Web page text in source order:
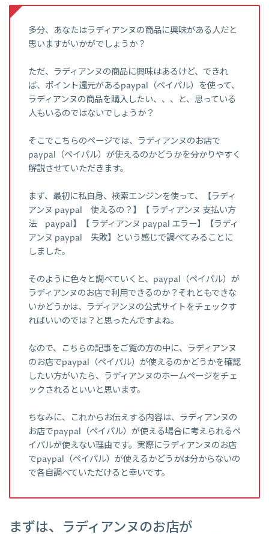
多分、あなたはラディアンヌの商品に興味がある人だと
思いますがいかがでしょうか？
ただ、ラディアンヌの商品に興味はあるけど、できれ
ば、ポイント還元があるpaypal（ペイパル）を使って、
ラディアンヌの商品を購入したい、、、と、思っている
人もいるのではないでしょうか？
そこでこちらのページでは、ラディアンヌのお店で
paypal（ペイパル）が使えるのかどうかを分かりやすく
解説させていただきます。
まず、最初に私自身、検索エンジンを使って、【ラディ
アンヌ paypal 使えるの？】【 ラディアンヌ 支払い方
法 paypal】【 ラディアンヌ paypal エラー】【ラディ
アンヌ paypal 失敗】という感じで調べてみることに
しました。
そのように色々と調べていくと、paypal（ペイパル）が
ラディアンヌのお店で利用できるのか？それともできな
いかどうかは、ラディアンヌの公式サイトをチェックす
ればいいのでは？と思ったんですよね。
なので、こちらの記事をご覧の方の中に、ラディアンヌ
のお店でpaypal（ペイパル）が使えるのかどうかを確認
したい方がいたら、ラディアンヌのホームページをチェ
ックされるといいと思います。
ちなみに、これからお伝えする内容は、ラディアンヌの
お店でpaypal（ペイパル）が使える場合に考えられるペ
イパルが使えない理由です。実際にラディアンヌのお店
でpaypal（ペイパル）が使えるかどうかは分からないの
で各自調べていただけると幸いです。
まずは、ラディアンヌのお店が